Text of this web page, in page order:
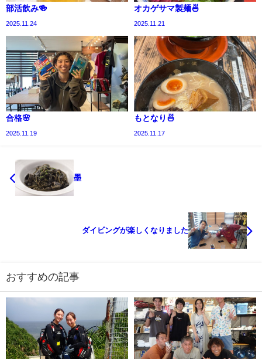
部活飲み🍻
2025.11.24
オカゲサマ製麺🍜
2025.11.21
合格🌸
2025.11.19
もとなり🍜
2025.11.17
墨
ダイビングが楽しくなりました
おすすめの記事